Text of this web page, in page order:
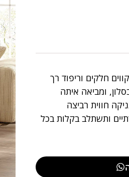
חלקים וריפוד רך
ומביאה איתה
חווית רביצה
ותשתלב בקלות בכל